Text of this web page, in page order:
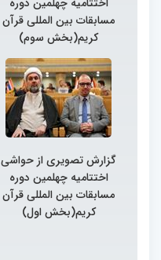
مسابقات بین المللی قرآن
کریم(بخش سوم)
گزارش تصویری از حواشی
اختتامیه چهلمین دوره
مسابقات بین المللی قرآن
کریم(بخش اول)